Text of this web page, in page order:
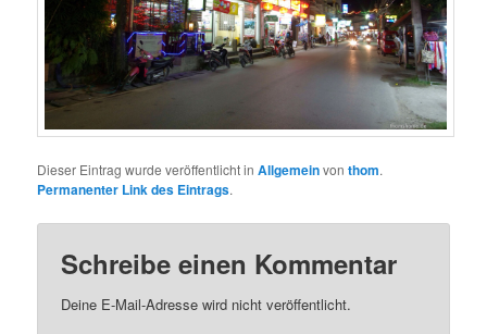
Dieser Eintrag wurde veröffentlicht inAllgemeinvonthom.
Permanenter Link des Eintrags.
Schreibe einen Kommentar
Deine E-Mail-Adresse wird nicht veröffentlicht.